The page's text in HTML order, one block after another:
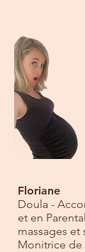
Floriane
Doula -
et en
massages
Monitrice de